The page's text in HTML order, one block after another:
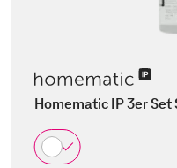
Homematic IP 3er